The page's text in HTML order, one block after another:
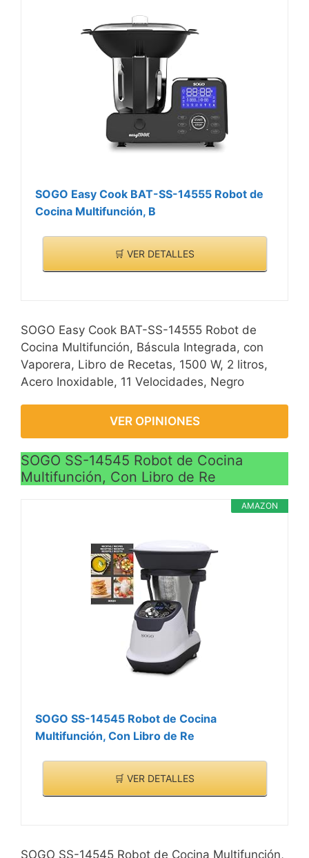
SOGO Easy Cook BAT-SS-14555 Robot de
Cocina Multifunción, B
🛒 VER DETALLES
SOGO Easy Cook BAT-SS-14555 Robot de
Cocina Multifunción, Báscula Integrada, con
Vaporera, Libro de Recetas, 1500 W, 2 litros,
Acero Inoxidable, 11 Velocidades, Negro
VER OPINIONES
SOGO SS-14545 Robot de Cocina
Multifunción, Con Libro de Re
AMAZON
SOGO SS-14545 Robot de Cocina
Multifunción, Con Libro de Re
🛒 VER DETALLES
SOGO SS-14545 Robot de Cocina Multifunción,